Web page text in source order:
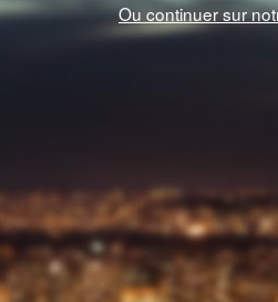
Ou continuer sur